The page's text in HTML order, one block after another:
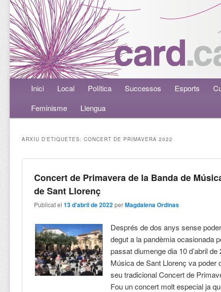
Menú principalAneu al contingut principal
Aneu al contingut secundari
Inici Local Política Successos Esports
Feminisme
Llengua
ARXIU D'ETIQUETES:CONCERT DE PRIMAVERA 2022
Concert de Primavera de la Banda de
de Sant Llorenç
Publicat el13 d'abril de 2022 perMagdalena Ordinas
Després de dos anys sense
degut a la pandèmia ocasionada
passat diumenge dia 10 d’abril
Música de Sant Llorenç va poder
seu tradicional Concert de
Fou un concert molt especial ja